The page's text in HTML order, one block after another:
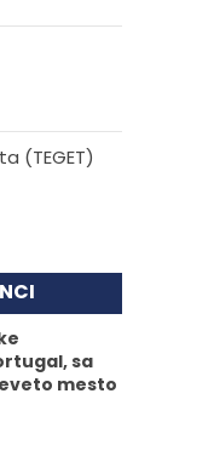
(TEGET)
sa
mesto